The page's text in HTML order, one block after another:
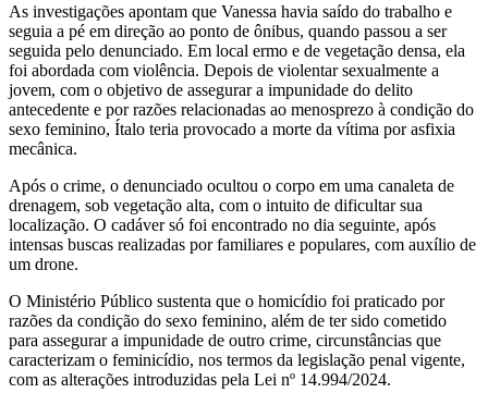
As investigações apontam que Vanessa havia saído do trabalho e
seguia a pé em direção ao ponto de ônibus, quando passou a ser
seguida pelo denunciado. Em local ermo e de vegetação densa, ela
foi abordada com violência. Depois de violentar sexualmente a
jovem, com o objetivo de assegurar a impunidade do delito
antecedente e por razões relacionadas ao menosprezo à condição do
sexo feminino, Ítalo teria provocado a morte da vítima por asfixia
mecânica.
Após o crime, o denunciado ocultou o corpo em uma canaleta de
drenagem, sob vegetação alta, com o intuito de dificultar sua
localização. O cadáver só foi encontrado no dia seguinte, após
intensas buscas realizadas por familiares e populares, com auxílio de
um drone.
O Ministério Público sustenta que o homicídio foi praticado por
razões da condição do sexo feminino, além de ter sido cometido
para assegurar a impunidade de outro crime, circunstâncias que
caracterizam o feminicídio, nos termos da legislação penal vigente,
com as alterações introduzidas pela Lei nº 14.994/2024.